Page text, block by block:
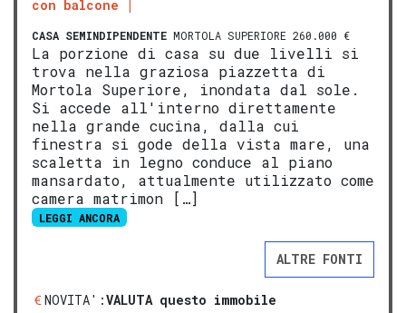
con balcone
CASA SEMINDIPENDENTE MORTOLA SUPERIORE 260.000 €
La porzione di casa su due livelli si
trova nella graziosa piazzetta di
Mortola Superiore, inondata dal sole.
Si accede all'interno direttamente
nella grande cucina, dalla cui
finestra si gode della vista mare, una
scaletta in legno conduce al piano
mansardato, attualmente utilizzato come
camera matrimon […]
LEGGI ANCORA
ALTRE FONTI
NOVITA':VALUTA questo immobile